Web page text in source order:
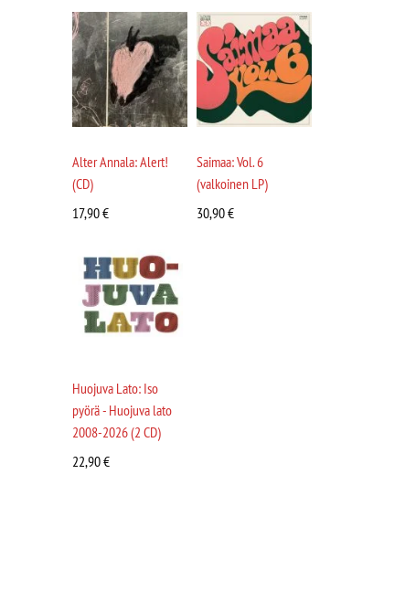
Alter Annala: Alert!
(CD)
17,90€
Saimaa: Vol. 6
(valkoinen LP)
30,90€
Huojuva Lato: Iso
pyörä - Huojuva lato
2008-2026 (2 CD)
22,90€